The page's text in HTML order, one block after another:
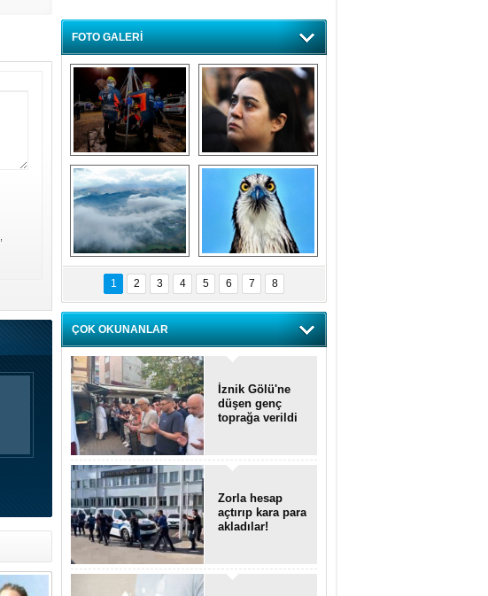
FOTO GALERİ
Bursa'da deprem
tatbikatı gerçeğini
aratmadı
Özlem ve minnetle
anıyoruz
Bursa'dan
büyüleyen
fotoğraflar
Balık Kartalı
Bursa’da
görüntülendi
1 2 3 4 5 6 7 8
ÇOK OKUNANLAR
İznik Gölü'ne
düşen genç
toprağa verildi
Zorla hesap
açtırıp kara para
akladılar!